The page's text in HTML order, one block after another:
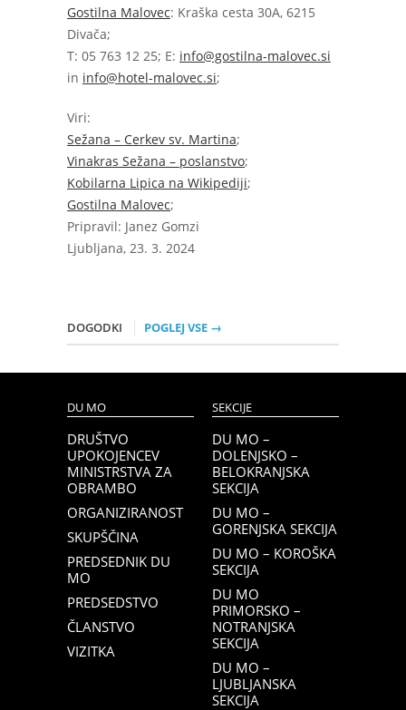
Gostilna Malovec: Kraška cesta 30A, 6215
Divača;
T: 05 763 12 25; E: info@gostilna-malovec.si
in info@hotel-malovec.si;
Viri:
Sežana – Cerkev sv. Martina;
Vinakras Sežana – poslanstvo;
Kobilarna Lipica na Wikipediji;
Gostilna Malovec;
Pripravil: Janez Gomzi
Ljubljana, 23. 3. 2024
DOGODKI POGLEJ VSE →
DU MO
DRUŠTVO
UPOKOJENCEV
MINISTRSTVA ZA
OBRAMBO
ORGANIZIRANOST
SKUPŠČINA
PREDSEDNIK DU
MO
PREDSEDSTVO
ČLANSTVO
VIZITKA
SEKCIJE
DU MO –
DOLENJSKO –
BELOKRANJSKA
SEKCIJA
DU MO –
GORENJSKA SEKCIJA
DU MO – KOROŠKA
SEKCIJA
DU MO
PRIMORSKO –
NOTRANJSKA
SEKCIJA
DU MO –
LJUBLJANSKA
SEKCIJA